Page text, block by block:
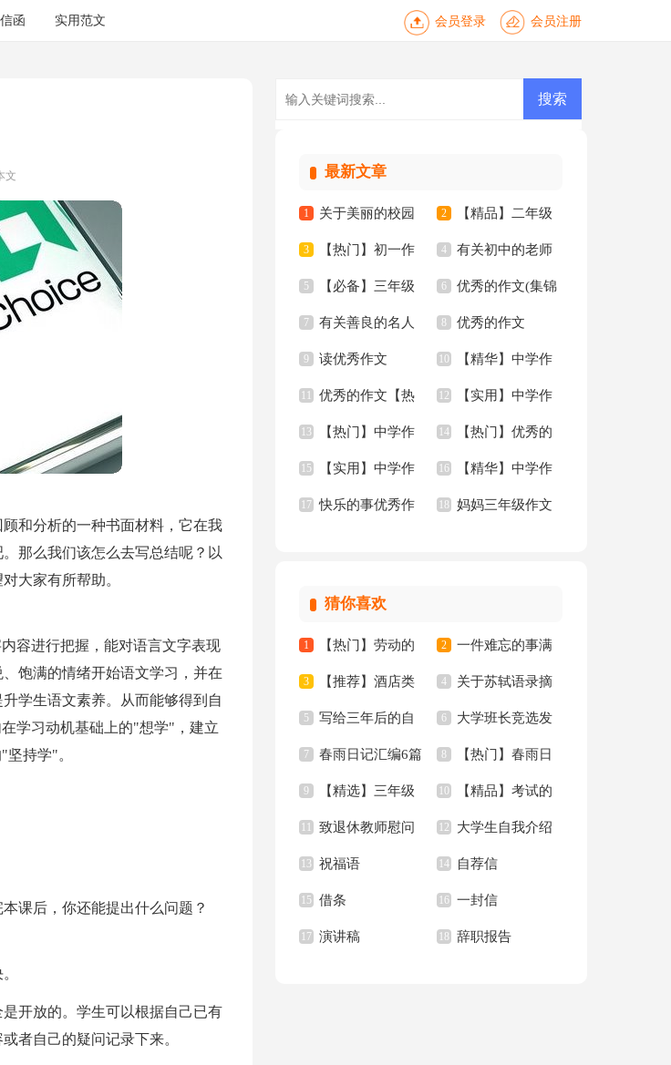
函 实用范文 会员登录 会员注册
文
和分析的一种书面材料，它在我
那么我们该怎么去写总结呢？以
大家有所帮助。
容进行把握，能对语言文字表现
饱满的情绪开始语文学习，并在
学生语文素养。从而能够得到自
学习动机基础上的"想学"，建立
持学"。
课后，你还能提出什么问题？
开放的。学生可以根据自己已有
者自己的疑问记录下来。
最新文章
1 关于美丽的校园
三年级作文汇编7篇
2 【精品】二年级
家乡作文3篇
3 【热门】初一作
文汇编5篇
4 有关初中的老师
作文锦集十篇
5 【必备】三年级
优秀作文6篇
6 优秀的作文(集锦
15篇)
7 有关善良的名人
名言
8 优秀的作文
【精】
9 读优秀作文 10 【精华】中学作
文四篇
11 优秀的作文【热
门】
12 【实用】中学作
文3篇
13 【热门】中学作
文锦集六篇
14 【热门】优秀的
作文
15 【实用】中学作
文300字五篇
16 【精华】中学作
文5篇
17 快乐的事优秀作 18 妈妈三年级作文
猜你喜欢
1 【热门】劳动的
日记三篇
2 一件难忘的事满
分作文汇总五篇
3 【推荐】酒店类
实习报告模板汇总十
篇
4 关于苏轼语录摘
抄（精选40句）
5 写给三年后的自
己的一封信
6 大学班长竞选发
言稿
7 春雨日记汇编6篇 8 【热门】春雨日
记四篇
9 【精选】三年级
满分作文锦集五篇
10 【精品】考试的
作文合集六篇
11 致退休教师慰问
信15篇
12 大学生自我介绍
演讲稿
13 祝福语 14 自荐信
15 借条 16 一封信
17 演讲稿 18 辞职报告